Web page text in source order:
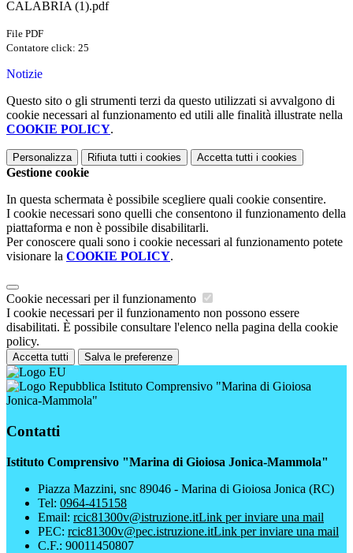
CALABRIA (1).pdf
File PDF
Contatore click: 25
Notizie
Questo sito o gli strumenti terzi da questo utilizzati si avvalgono di
cookie necessari al funzionamento ed utili alle finalità illustrate nella
COOKIE POLICY.
Personalizza Rifiuta tutti i cookies Accetta tutti i cookies
Gestione cookie
In questa schermata è possibile scegliere quali cookie consentire.
I cookie necessari sono quelli che consentono il funzionamento della
piattaforma e non è possibile disabilitarli.
Per conoscere quali sono i cookie necessari al funzionamento potete
visionare la COOKIE POLICY.
Cookie necessari per il funzionamento
I cookie necessari per il funzionamento non possono essere
disabilitati. È possibile consultare l'elenco nella pagina della cookie
policy.
Accetta tutti Salva le preferenze
Istituto Comprensivo "Marina di Gioiosa
Jonica-Mammola"
Contatti
Istituto Comprensivo "Marina di Gioiosa Jonica-Mammola"
Piazza Mazzini, snc 89046 - Marina di Gioiosa Jonica (RC)
Tel: 0964-415158
Email: rcic81300v@istruzione.itLink per inviare una mail
PEC: rcic81300v@pec.istruzione.itLink per inviare una mail
C.F.: 90011450807